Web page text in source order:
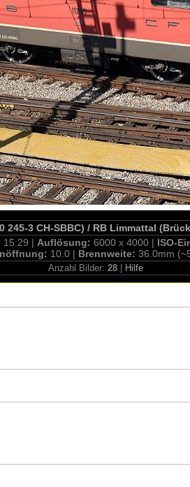
245-3 CH-SBBC) / RB Limmattal
15:29 | Auflösung: 6000 x 4000 | ISO-
10.0 | Brennweite: 36.0mm
Anzahl Bilder: 28 Hilfe